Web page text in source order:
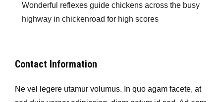
Wonderful reflexes guide chickens across the busy
highway in chickenroad for high scores
Contact Information
Ne vel legere utamur volumus. In quo agam facete, at